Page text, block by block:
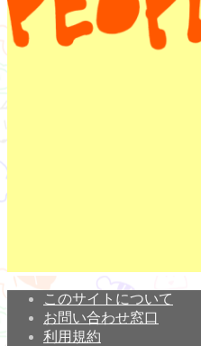
このサイトについて
お問い合わせ窓口
利用規約